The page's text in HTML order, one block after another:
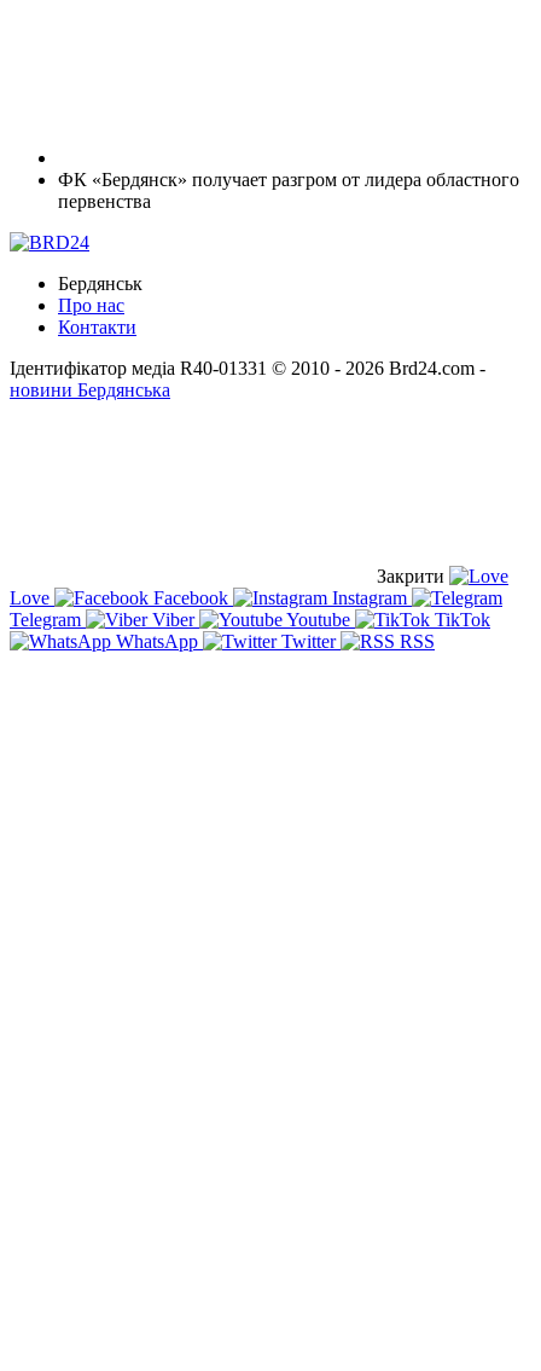
ФК «Бердянск» получает разгром от лидера областного
первенства
Бердянськ
Про нас
Контакти
Ідентифікатор медіа R40-01331 © 2010 - 2026 Brd24.com -
новини Бердянська
Закрити
Love
Facebook
Instagram
Telegram
Viber Youtube
TikTok
WhatsApp
Twitter RSS